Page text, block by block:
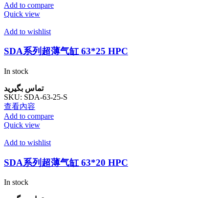
Add to compare
Quick view
Add to wishlist
SDA系列超薄气缸 63*25 HPC
In stock
تماس بگیرید
SKU: SDA-63-25-S
查看內容
Add to compare
Quick view
Add to wishlist
SDA系列超薄气缸 63*20 HPC
In stock